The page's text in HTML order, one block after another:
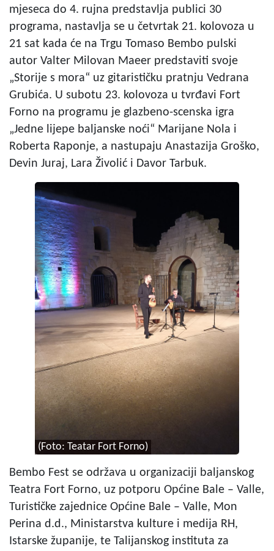
mjeseca do 4. rujna predstavlja publici 30
programa, nastavlja se u četvrtak 21. kolovoza u
21 sat kada će na Trgu Tomaso Bembo pulski
autor Valter Milovan Maeer predstaviti svoje
„Storije s mora“ uz gitarističku pratnju Vedrana
Grubića. U subotu 23. kolovoza u tvrđavi Fort
Forno na programu je glazbeno-scenska igra
„Jedne lijepe baljanske noći“ Marijane Nola i
Roberta Raponje, a nastupaju Anastazija Groško,
Devin Juraj, Lara Živolić i Davor Tarbuk.
(Foto: Teatar Fort Forno)
Bembo Fest se održava u organizaciji baljanskog
Teatra Fort Forno, uz potporu Općine Bale – Valle,
Turističke zajednice Općine Bale – Valle, Mon
Perina d.d., Ministarstva kulture i medija RH,
Istarske županije, te Talijanskog instituta za